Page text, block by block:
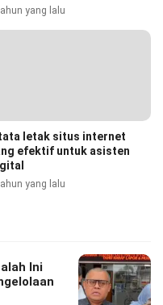
yang lalu
letak situs internet
efektif untuk asisten
yang lalu
Ini